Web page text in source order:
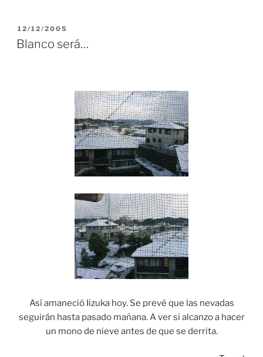
POSTED
ON
12/12/2005
Blanco será…
Así amaneció Iizuka hoy. Se prevé que las nevadas
seguirán hasta pasado mañana. A ver si alcanzo a hacer
un mono de nieve antes de que se derrita.